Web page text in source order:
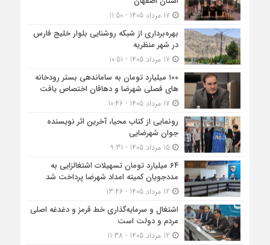
بهره‌برداری از شبکه روشنایی بلوار خلیج فارس
در شهر منظریه
۱۰۰ میلیارد تومان به ساماندهی بستر رودخانه
های فصلی شهرضا و دهاقان اختصاص یافت
رونمایی از کتاب محیا، آخرین اثر نویسنده
جوان شهرضایی
15 مرداد 1405 - 9:31
۶۴ میلیارد تومان تسهیلات اشتغالزایی به
مددجویان کمیته امداد شهرضا پرداخت شد
اشتغال و سرمایه‌گذاری خط قرمز و دغدغه اصلی
مردم و دولت است